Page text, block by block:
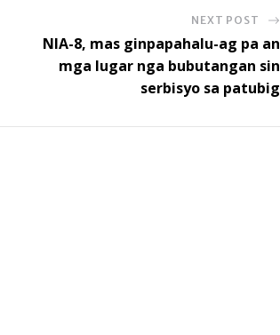
NEXT POST
NIA-8, mas ginpapahalu-ag pa an
mga lugar nga bubutangan sin
serbisyo sa patubig